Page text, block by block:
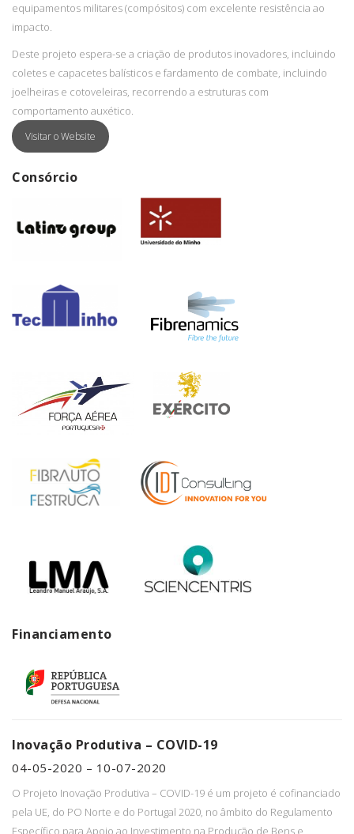
equipamentos militares (compósitos) com excelente resistência ao
impacto.
Deste projeto espera-se a criação de produtos inovadores, incluindo
coletes e capacetes balísticos e fardamento de combate, incluindo
joelheiras e cotoveleiras, recorrendo a estruturas com
comportamento auxético.
Visitar o Website
Consórcio
Financiamento
Inovação Produtiva – COVID-19
04-05-2020 – 10-07-2020
O Projeto Inovação Produtiva – COVID-19 é um projeto é cofinanciado
pela UE, do PO Norte e do Portugal 2020, no âmbito do Regulamento
Específico para Apoio ao Investimento na Produção de Bens e